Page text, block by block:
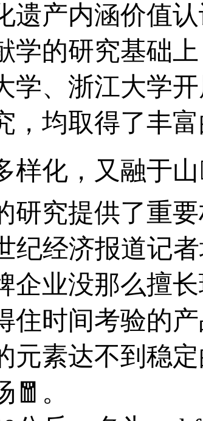
产内涵价值认
学的研究基础
学、浙江大学
，均取得了丰
化，又融于山
究提供了重要
经济报道记者
企业没那么擅
住时间考验的
元素达不到稳
。